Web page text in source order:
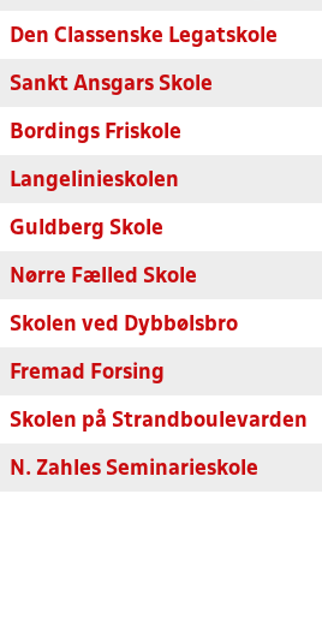
Den Classenske Legatskole
Sankt Ansgars Skole
Bordings Friskole
Langelinieskolen
Guldberg Skole
Nørre Fælled Skole
Skolen ved Dybbølsbro
Fremad Forsing
Skolen på Strandboulevarden
N. Zahles Seminarieskole